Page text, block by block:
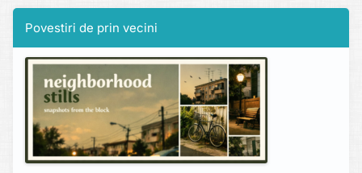
Povestiri de prin vecini